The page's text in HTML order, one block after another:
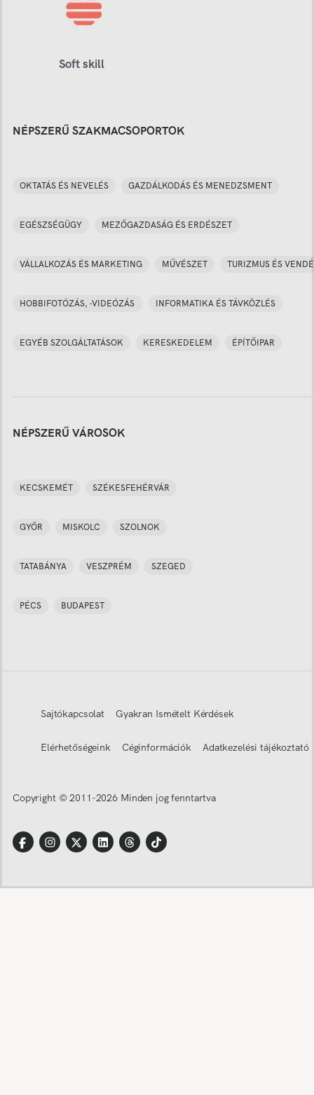
Soft skill
NÉPSZERŰ SZAKMACSOPORTOK
OKTATÁS ÉS NEVELÉS GAZDÁLKODÁS ÉS MENEDZSMENT
EGÉSZSÉGÜGY MEZŐGAZDASÁG ÉS ERDÉSZET
VÁLLALKOZÁS ÉS MARKETING MŰVÉSZET TURIZMUS ÉS
HOBBIFOTÓZÁS, -VIDEÓZÁS INFORMATIKA ÉS TÁVKÖZLÉS
EGYÉB SZOLGÁLTATÁSOK KERESKEDELEM ÉPÍTŐIPAR
NÉPSZERŰ VÁROSOK
KECSKEMÉT SZÉKESFEHÉRVÁR
GYŐR MISKOLC SZOLNOK
TATABÁNYA VESZPRÉM SZEGED
PÉCS BUDAPEST
Sajtókapcsolat Gyakran Ismételt Kérdések
Elérhetőségeink Céginformációk Adatkezelési tájékoztató
Copyright © 2011-2026 Minden jog fenntartva